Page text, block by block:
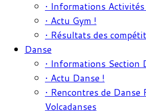
• Informations
• Actu Gym !
• Résultats des
Danse
• Informations Section
• Actu Danse !
• Rencontres de Danse
Volcadanses